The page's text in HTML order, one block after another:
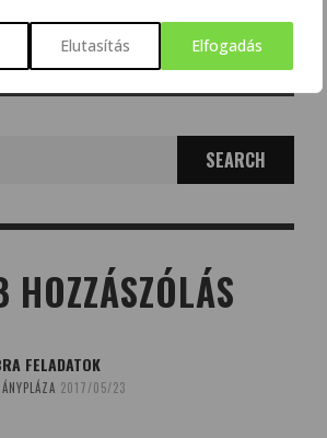
Elutasítás Elfogadás
HOZZÁSZÓLÁS
FELADATOK
2017/05/23